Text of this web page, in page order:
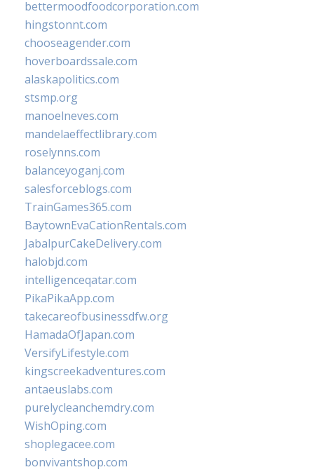
bettermoodfoodcorporation.com
hingstonnt.com
chooseagender.com
hoverboardssale.com
alaskapolitics.com
stsmp.org
manoelneves.com
mandelaeffectlibrary.com
roselynns.com
balanceyoganj.com
salesforceblogs.com
TrainGames365.com
BaytownEvaCationRentals.com
JabalpurCakeDelivery.com
halobjd.com
intelligenceqatar.com
PikaPikaApp.com
takecareofbusinessdfw.org
HamadaOfJapan.com
VersifyLifestyle.com
kingscreekadventures.com
antaeuslabs.com
purelycleanchemdry.com
WishOping.com
shoplegacee.com
bonvivantshop.com